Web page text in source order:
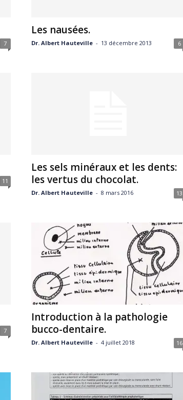
7
Les nausées.
Dr. Albert Hauteville - 13 décembre 2013 6
11
Les sels minéraux et les dents:
les vertus du chocolat.
Dr. Albert Hauteville - 8 mars 2016 13
7
Introduction à la pathologie
bucco-dentaire.
Dr. Albert Hauteville - 4 juillet 2018 16